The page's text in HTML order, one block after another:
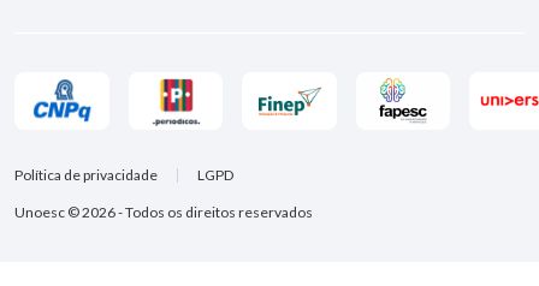
Unoesc © 2026 - Todos os direitos reservados
Política de privacidade LGPD